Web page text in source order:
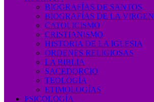
BIOGRAFÍAS DE SANTOS
BIOGRAFÍAS DE LA VIRGEN
CATOLICISMO
CRISTIANISMO
HISTORIA DE LA IGLESIA
ÓRDENES RELIGIOSAS
LA BIBLIA
SACEDORCIO
TEOLOGÍA
ETIMOLOGÍAS
PSICOLOGÍA